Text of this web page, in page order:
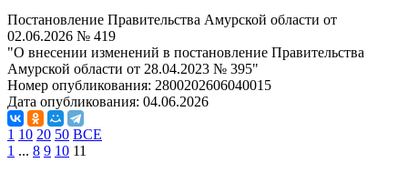
Постановление Правительства Амурской области от
02.06.2026 № 419
"О внесении изменений в постановление Правительства
Амурской области от 28.04.2023 № 395"
Номер опубликования: 2800202606040015
Дата опубликования: 04.06.2026
1 10 20 50 ВСЕ
1 ... 8 9 10 11